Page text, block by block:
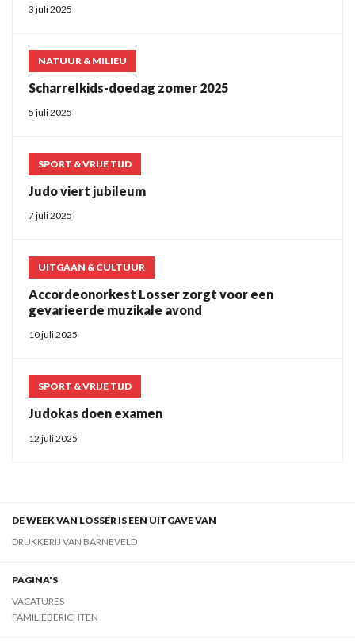
3 juli 2025
NATUUR & MILIEU
Scharrelkids-doedag zomer 2025
5 juli 2025
SPORT & VRIJE TIJD
Judo viert jubileum
7 juli 2025
UITGAAN & CULTUUR
Accordeonorkest Losser zorgt voor een
gevarieerde muzikale avond
10 juli 2025
SPORT & VRIJE TIJD
Judokas doen examen
12 juli 2025
DE WEEK VAN LOSSER IS EEN UITGAVE VAN
DRUKKERIJ VAN BARNEVELD
PAGINA'S
VACATURES
FAMILIEBERICHTEN